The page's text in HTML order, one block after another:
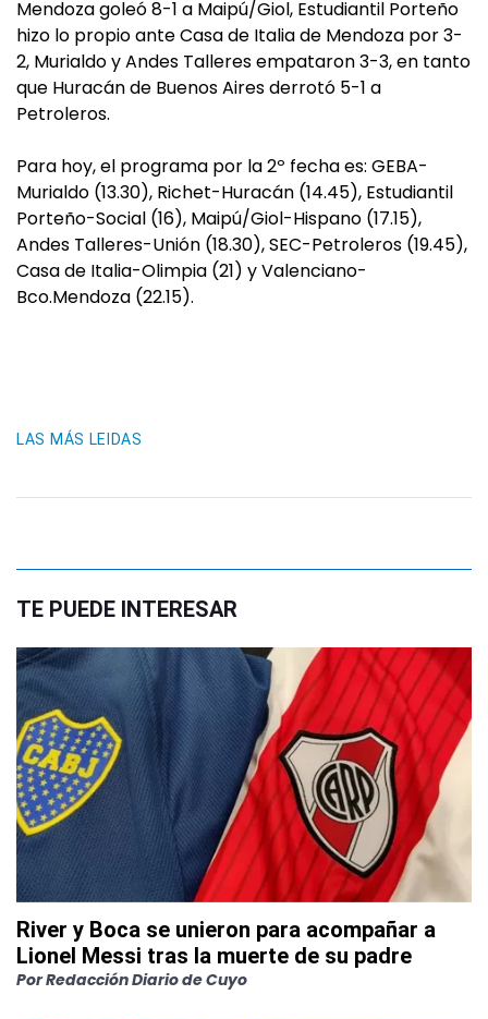
Mendoza goleó 8-1 a Maipú/Giol, Estudiantil Porteño
hizo lo propio ante Casa de Italia de Mendoza por 3-
2, Murialdo y Andes Talleres empataron 3-3, en tanto
que Huracán de Buenos Aires derrotó 5-1 a
Petroleros.
Para hoy, el programa por la 2º fecha es: GEBA-
Murialdo (13.30), Richet-Huracán (14.45), Estudiantil
Porteño-Social (16), Maipú/Giol-Hispano (17.15),
Andes Talleres-Unión (18.30), SEC-Petroleros (19.45),
Casa de Italia-Olimpia (21) y Valenciano-
Bco.Mendoza (22.15).
LAS MÁS LEIDAS
TE PUEDE INTERESAR
River y Boca se unieron para acompañar a
Lionel Messi tras la muerte de su padre
PorRedacción Diario de Cuyo